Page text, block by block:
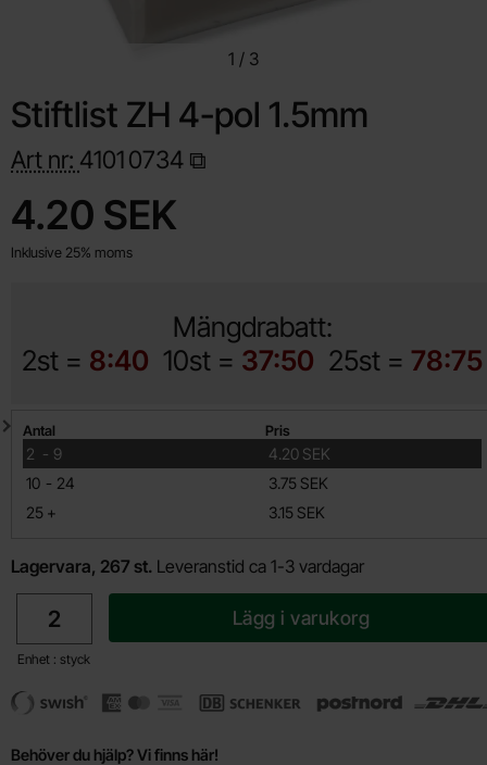
1 / 3
Stiftlist ZH 4-pol 1.5mm
Art nr: 41010734
pris
4.20 SEK
Inklusive 25% moms
Mängdrabatt:
2st = 8:40 10st = 37:50 25st = 78:75
Mängdrabatt
Antal Pris
2 -
till 9
4.20 SEK
10 -
till 24
3.75 SEK
25 +
till 3.15 SEK
Lagervara, 267 st. Leveranstid ca 1-3 vardagar
Enhet : styck
Lägg i varukorg
Behöver du hjälp? Vi finns här!